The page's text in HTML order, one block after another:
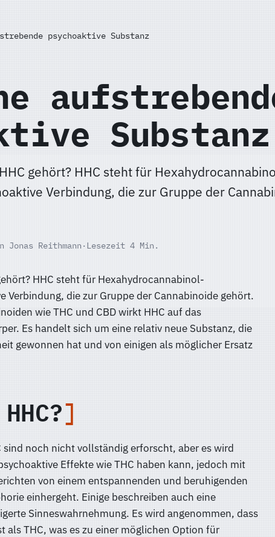
psychoaktive Substanz
Substanz
gehört? HHC steht für
Verbindung, die zur Gruppe der
Jonas Reithmann · Lesezeit 4 Min.
HHC steht für Hexahydrocannabinol-
Verbindung, die zur Gruppe der Cannabinoide gehört.
wie THC und CBD wirkt HHC auf das
Es handelt sich um eine relativ neue Substanz, die
gewonnen hat und von einigen als möglicher Ersatz
sind noch nicht vollständig erforscht, aber es wird
Effekte wie THC haben kann, jedoch mit
von einem entspannenden und beruhigenden
einhergeht. Einige beschreiben auch eine
Sinneswahrnehmung. Es wird angenommen, dass
als THC, was es zu einer möglichen Option für